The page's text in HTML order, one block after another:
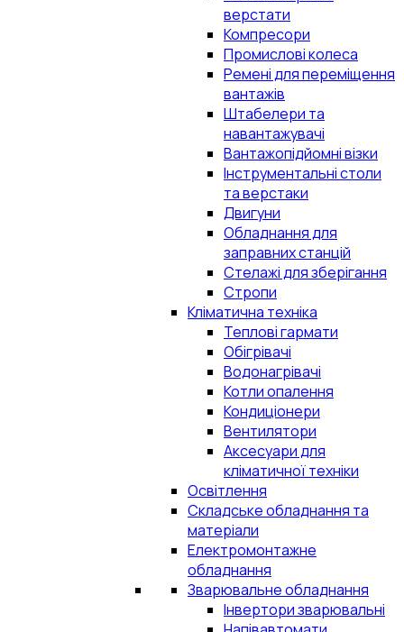
верстати
Компресори
Промислові колеса
Ремені для переміщення
вантажів
Штабелери та
навантажувачі
Вантажопідйомні візки
Інструментальні столи
та верстаки
Двигуни
Обладнання для
заправних станцій
Стелажі для зберігання
Стропи
Кліматична техніка
Теплові гармати
Обігрівачі
Водонагрівачі
Котли опалення
Кондиціонери
Вентилятори
Аксесуари для
кліматичної техніки
Освітлення
Складське обладнання та
матеріали
Електромонтажне
обладнання
Зварювальне обладнання
Інвертори зварювальні